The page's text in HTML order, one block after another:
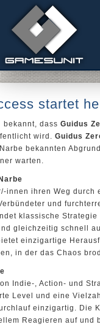
startet
dass Guidus
wird. Guidus
bekannten
warten.
innen ihren Weg durch
und
klassische
gleichzeitig schnell
einzigartige
in der das Chaos
Indie-, Action- und
Level und eine
einzigartig. Die
Reagieren auf